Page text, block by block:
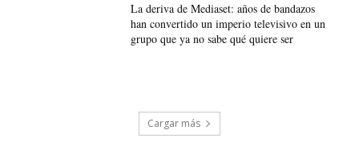
La deriva de Mediaset: años de bandazos
han convertido un imperio televisivo en un
grupo que ya no sabe qué quiere ser
Cargar más